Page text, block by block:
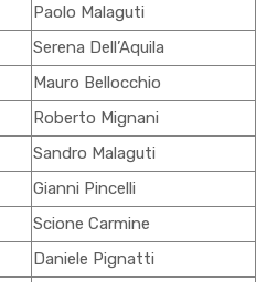
Paolo Malaguti
Serena Dell’Aquila
Mauro Bellocchio
Roberto Mignani
Sandro Malaguti
Gianni Pincelli
Scione Carmine
Daniele Pignatti